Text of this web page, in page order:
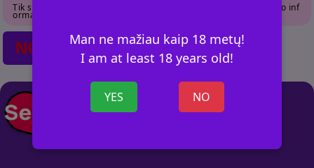
Man ne mažiau kaip 18 metų!
I am at least 18 years old!
YES NO
Tik suaugusiems. Pries susisiekdami atidziai perziurekite profilio inf
ormacija.
NO POSTS FOUND
+ SKELBIMĄ